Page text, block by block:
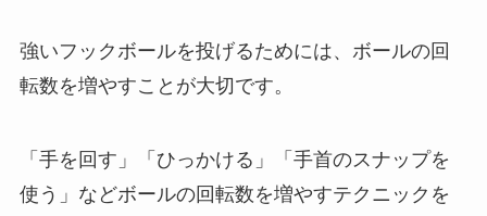
強いフックボールを投げるためには、ボールの回
転数を増やすことが大切です。
「手を回す」「ひっかける」「手首のスナップを
使う」などボールの回転数を増やすテクニックを